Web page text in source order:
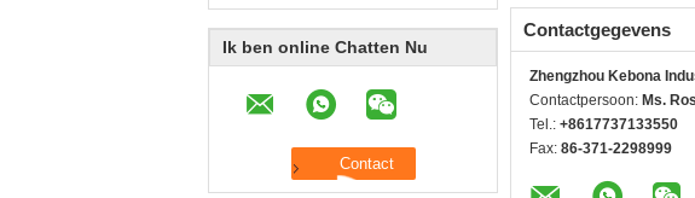
Ik ben online Chatten Nu
Contactgegevens
Zhengzhou Kebona
Contactpersoon: Ms.
Tel.: +8617737133550
Fax: 86-371-2298999